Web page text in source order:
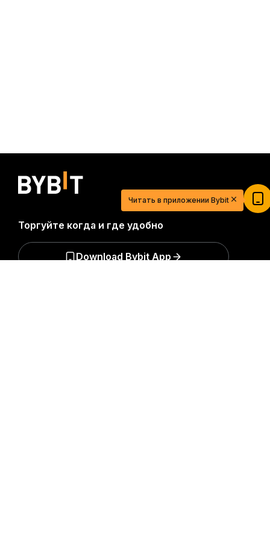
Торгуйте когда и где удобно
Download Bybit App
20 USDT для легкого старта в мире
криптовалют
Зарегистрируйтесь, внесите депозит и получите
Участвовать
Читать в приложении Bybit